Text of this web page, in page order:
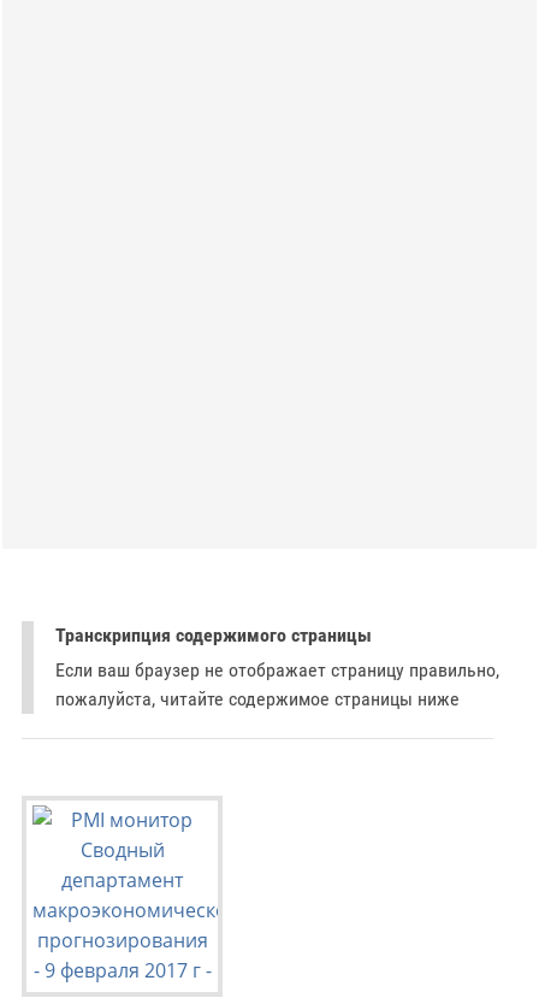
Транскрипция содержимого страницы
Если ваш браузер не отображает страницу правильно,
пожалуйста, читайте содержимое страницы ниже